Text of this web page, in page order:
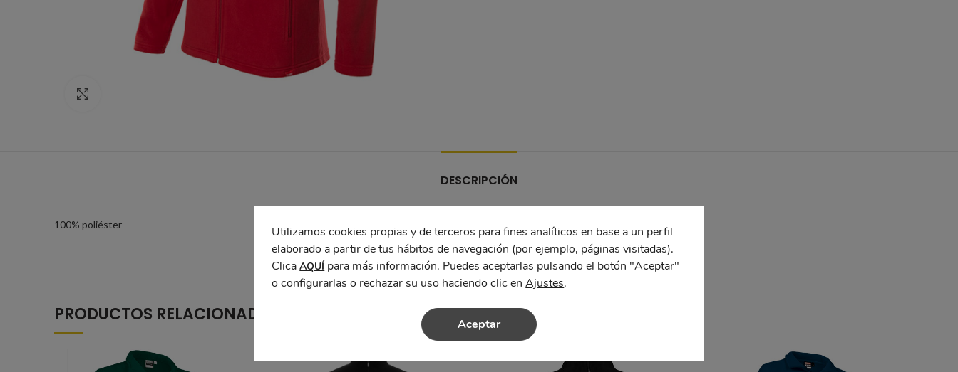
DESCRIPCIÓN
100% poliéster
PRODUCTOS RELACIONADOS
Utilizamos cookies propias y de terceros para fines analíticos en base a un perfil
elaborado a partir de tus hábitos de navegación (por ejemplo, páginas visitadas).
ClicaAQUÍpara más información. Puedes aceptarlas pulsando el botón "Aceptar"
o configurarlas o rechazar su uso haciendo clic enAjustes.
Aceptar